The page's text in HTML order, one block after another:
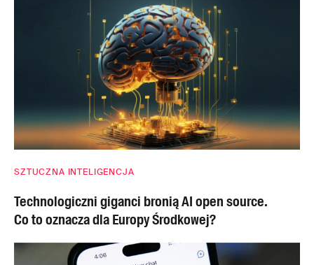
SZTUCZNA INTELIGENCJA
Technologiczni giganci bronią AI open source.
Co to oznacza dla Europy Środkowej?